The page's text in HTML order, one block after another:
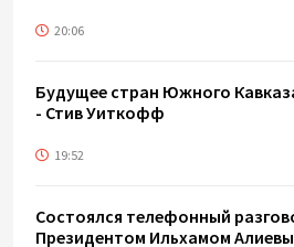
20:06
Будущее стран Южного
- Стив Уиткофф
19:52
Состоялся телефонный
Президентом Ильхамом